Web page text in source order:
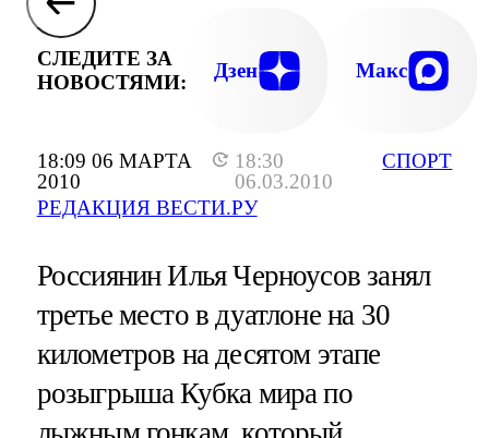
18:09 06 МАРТА
2010
18:30
06.03.2010
РЕДАКЦИЯ ВЕСТИ.РУ
СПОРТ
СЛЕДИТЕ ЗА
НОВОСТЯМИ:
Дзен Макс
Россиянин Илья Черноусов занял
третье место в дуатлоне на 30
километров на десятом этапе
розыгрыша Кубка мира по